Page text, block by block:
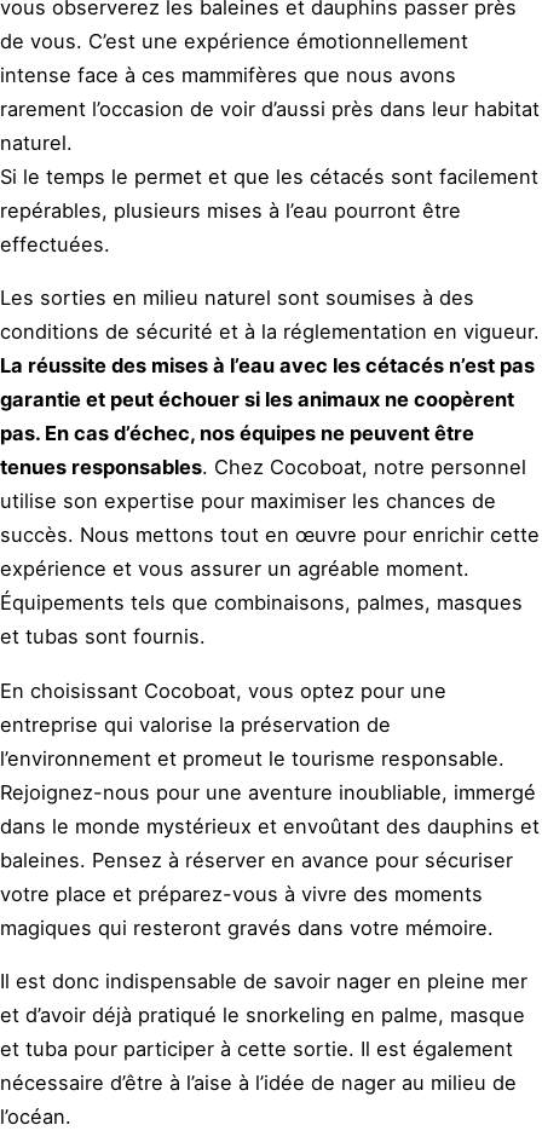
vous observerez les baleines et dauphins passer près
de vous. C’est une expérience émotionnellement
intense face à ces mammifères que nous avons
rarement l’occasion de voir d’aussi près dans leur habitat
naturel.
Si le temps le permet et que les cétacés sont facilement
repérables, plusieurs mises à l’eau pourront être
effectuées.
Les sorties en milieu naturel sont soumises à des
conditions de sécurité et à la réglementation en vigueur.
La réussite des mises à l’eau avec les cétacés n’est pas
garantie et peut échouer si les animaux ne coopèrent
pas. En cas d’échec, nos équipes ne peuvent être
tenues responsables. Chez Cocoboat, notre personnel
utilise son expertise pour maximiser les chances de
succès. Nous mettons tout en œuvre pour enrichir cette
expérience et vous assurer un agréable moment.
Équipements tels que combinaisons, palmes, masques
et tubas sont fournis.
En choisissant Cocoboat, vous optez pour une
entreprise qui valorise la préservation de
l’environnement et promeut le tourisme responsable.
Rejoignez-nous pour une aventure inoubliable, immergé
dans le monde mystérieux et envoûtant des dauphins et
baleines. Pensez à réserver en avance pour sécuriser
votre place et préparez-vous à vivre des moments
magiques qui resteront gravés dans votre mémoire.
Il est donc indispensable de savoir nager en pleine mer
et d’avoir déjà pratiqué le snorkeling en palme, masque
et tuba pour participer à cette sortie. Il est également
nécessaire d’être à l’aise à l’idée de nager au milieu de
l’océan.